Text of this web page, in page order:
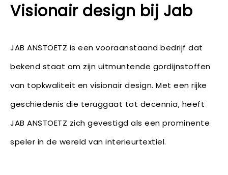
Visionair design bij Jab
JAB ANSTOETZ is een vooraanstaand bedrijf dat
bekend staat om zijn uitmuntende gordijnstoffen
van topkwaliteit en visionair design. Met een rijke
geschiedenis die teruggaat tot decennia, heeft
JAB ANSTOETZ zich gevestigd als een prominente
speler in de wereld van interieurtextiel.